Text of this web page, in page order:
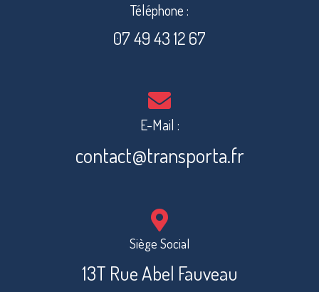
Téléphone :
07 49 43 12 67
E-Mail :
contact@transporta.fr
Siège Social
13T Rue Abel Fauveau